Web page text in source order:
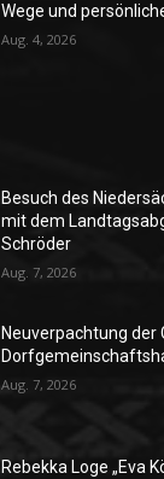
Wege und
Aug. 4, 2026
Besuch des
mit dem
Schröder
Aug. 7, 2026
Neuverpachtung der
Aug. 7, 2026
Rebekka Loge „Eva